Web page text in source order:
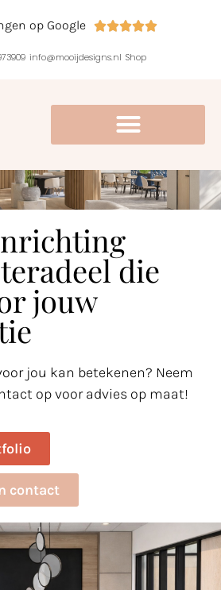
op Google 
info@mooijdesigns.nl Shop
die
jouw
jou kan betekenen? Neem
op voor advies op maat!
contact